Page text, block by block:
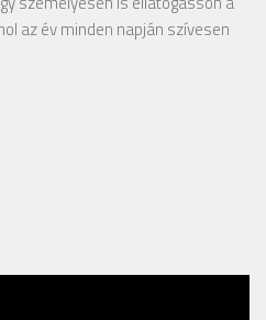
az év minden napján szívesen